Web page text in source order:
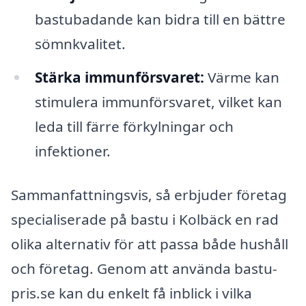
bastubadande kan bidra till en bättre
sömnkvalitet.
Stärka immunförsvaret: Värme kan
stimulera immunförsvaret, vilket kan
leda till färre förkylningar och
infektioner.
Sammanfattningsvis, så erbjuder företag
specialiserade på bastu i Kolbäck en rad
olika alternativ för att passa både hushåll
och företag. Genom att använda bastu-
pris.se kan du enkelt få inblick i vilka